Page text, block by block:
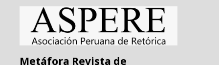
Metáfora Revista de